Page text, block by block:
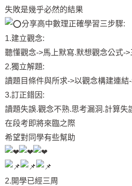
失敗是幾乎必然的結果
分享高中數理正確學習三步驟:
1.建立觀念:
聽懂觀念->馬上默寫.默想觀念公式->
2.獨立解題:
讀題目條件與所求->以觀念構建連結
3.訂正錯因:
讀題失誤.觀念不熟.思考漏洞.計算失
在段考即將來臨之際
希望對同學有些幫助
2.開學已經三周